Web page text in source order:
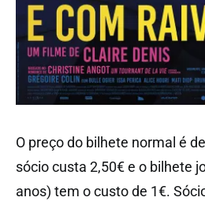
O preço do bilhete normal é
sócio custa 2,50€ e o bilhete
anos) tem o custo de 1€.